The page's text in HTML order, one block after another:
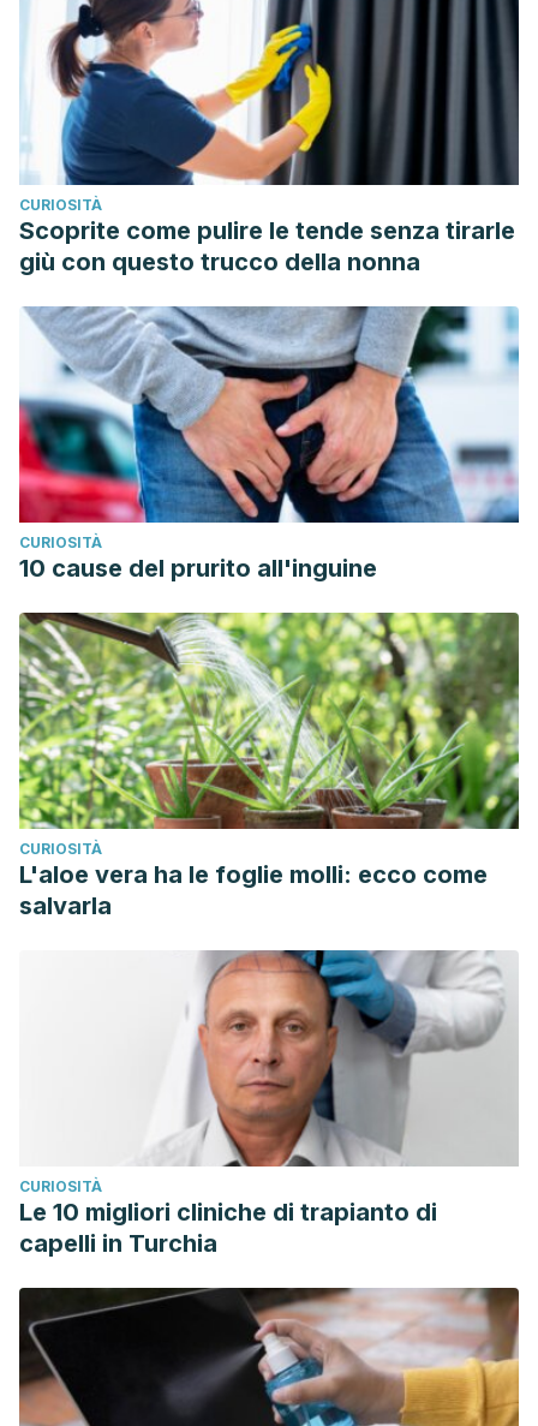
CURIOSITÀ
Scoprite come pulire le tende senza tirarle
giù con questo trucco della nonna
CURIOSITÀ
10 cause del prurito all'inguine
CURIOSITÀ
L'aloe vera ha le foglie molli: ecco come
salvarla
CURIOSITÀ
Le 10 migliori cliniche di trapianto di
capelli in Turchia